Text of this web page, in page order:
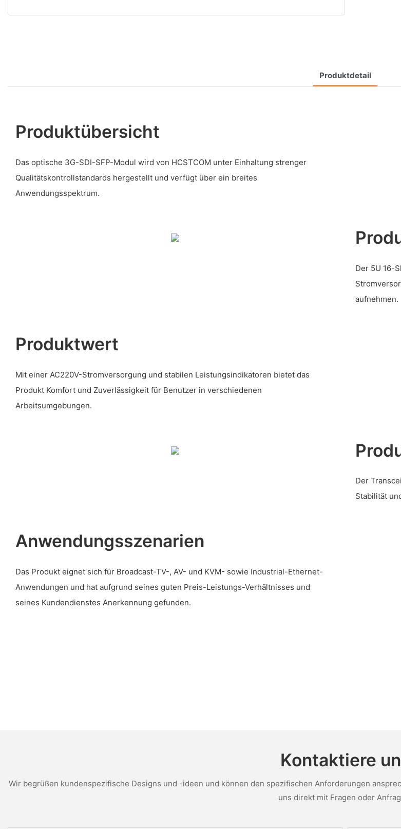
Produktdetail
Produktübersicht
Das optische 3G-SDI-SFP-Modul wird von HCSTCOM unter Einhaltung strenger
Qualitätskontrollstandards hergestellt und verfügt über ein breites
Anwendungsspektrum.
Der 5U 16-
aufnehmen.
Produktwert
Mit einer AC220V-Stromversorgung und stabilen Leistungsindikatoren bietet das
Produkt Komfort und Zuverlässigkeit für Benutzer in verschiedenen
Arbeitsumgebungen.
Der
Stabilität
Anwendungsszenarien
Das Produkt eignet sich für Broadcast-TV-, AV- und KVM- sowie Industrial-Ethernet-
Anwendungen und hat aufgrund seines guten Preis-Leistungs-Verhältnisses und
seines Kundendienstes Anerkennung gefunden.
Kontaktiere
Wir begrüßen kundenspezifische Designs und -ideen und können den spezifischen Anforderungen
uns direkt mit Fragen oder